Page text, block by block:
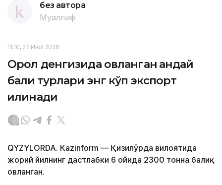
без автора
Муаллиф
11:10, 27 Июл 2026
Орол денгизида овланган қандай
балиқ турлари энг кўп экспорт
қилинади
QYZYLORDA. Кazinform — Қизилўрда вилоятида
жорий йилнинг дастлабки 6 ойида 2300 тонна балиқ
овланган.